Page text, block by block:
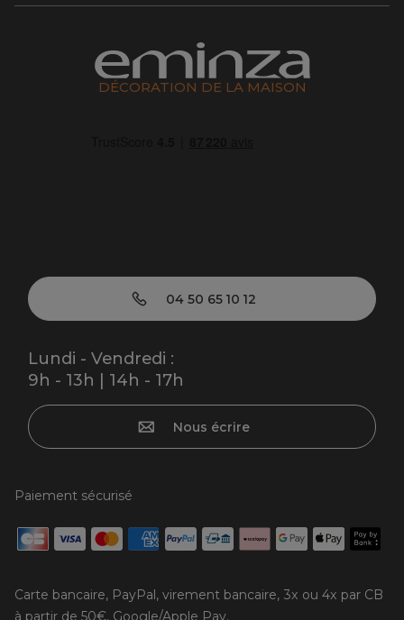
DÉCORATION DE LA MAISON
04 50 65 10 12
Lundi - Vendredi :
9h - 13h | 14h - 17h
Nous écrire
Paiement sécurisé
Carte bancaire, PayPal, virement bancaire, 3x ou 4x par CB
à partir de 50€, Google/Apple Pay.